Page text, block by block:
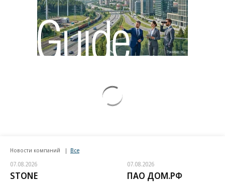
Новости компаний Все
07.08.2026
STONE
07.08.2026
ПАО ДОМ.РФ